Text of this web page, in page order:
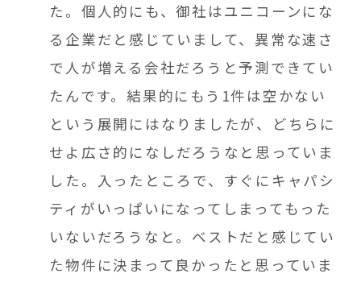
た。個人的にも、御社はユニコーンにな
る企業だと感じていまして、異常な速さ
で人が増える会社だろうと予測できてい
たんです。結果的にもう1件は空かない
という展開にはなりましたが、どちらに
せよ広さ的になしだろうなと思っていま
した。入ったところで、すぐにキャパシ
ティがいっぱいになってしまってもった
いないだろうなと。ベストだと感じてい
た物件に決まって良かったと思っていま